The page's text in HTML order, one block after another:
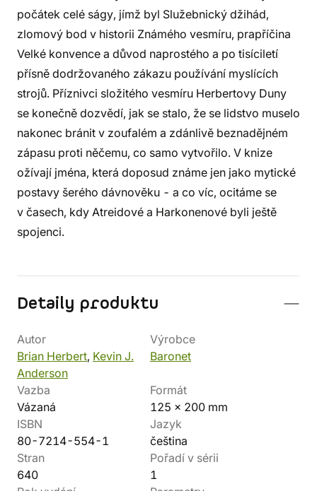
počátek celé ságy, jímž byl Služebnický džihád,
zlomový bod v historii Známého vesmíru, prapříčina
Velké konvence a důvod naprostého a po tisíciletí
přísně dodržovaného zákazu používání myslících
strojů. Příznivci složitého vesmíru Herbertovy Duny
se konečně dozvědí, jak se stalo, že se lidstvo muselo
nakonec bránit v zoufalém a zdánlivě beznadějném
zápasu proti něčemu, co samo vytvořilo. V knize
ožívají jména, která doposud známe jen jako mytické
postavy šerého dávnověku - a co víc, ocitáme se
v časech, kdy Atreidové a Harkonenové byli ještě
spojenci.
Detaily produktu
Autor
Brian Herbert, Kevin J.
Anderson
Výrobce
Baronet
Vazba
Vázaná
Formát
125 x 200 mm
ISBN
80-7214-554-1
Jazyk
čeština
Stran
640
Pořadí v sérii
1